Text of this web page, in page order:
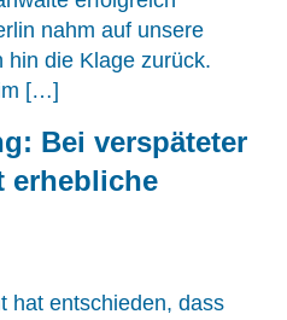
nahm auf unsere
hin die Klage zurück.
[…]
Bei verspäteter
erhebliche
hat entschieden, dass